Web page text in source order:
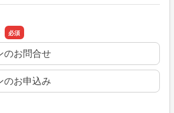
のお問合せ
のお申込み